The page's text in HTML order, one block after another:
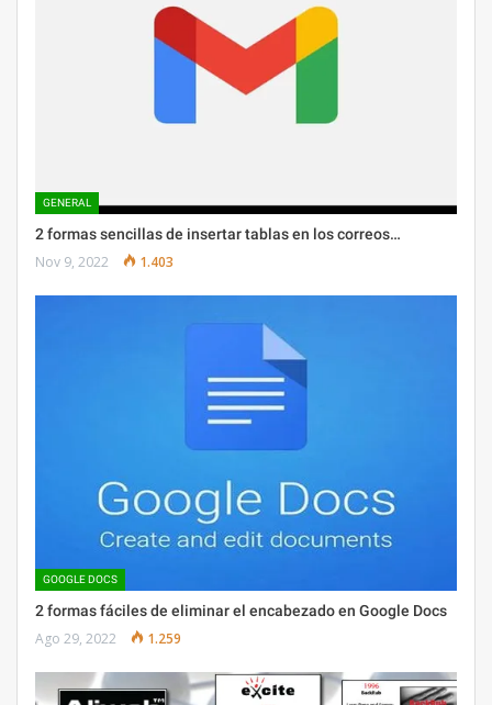
GENERAL
2 formas sencillas de insertar tablas en los correos…
Nov 9, 2022 1.403
GOOGLE DOCS
2 formas fáciles de eliminar el encabezado en Google Docs
Ago 29, 2022 1.259